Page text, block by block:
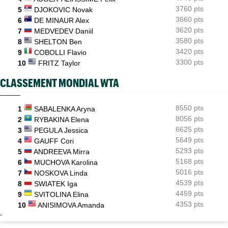
5
DJOKOVIC Novak
3760 pts
6
DE MINAUR Alex
3660 pts
7
MEDVEDEV Daniil
3620 pts
8
SHELTON Ben
3580 pts
9
COBOLLI Flavio
3420 pts
10
FRITZ Taylor 3300 pts
CLASSEMENT MONDIAL WTA
1 SABALENKA Aryna
8550 pts
2
RYBAKINA Elena
8056 pts
3
PEGULA Jessica
6625 pts
4
GAUFF Cori
5649 pts
5
ANDREEVA Mirra
5293 pts
6
MUCHOVA Karolina
5168 pts
7
NOSKOVA Linda
5016 pts
8
SWIATEK Iga
4539 pts
9
SVITOLINA Elina
4459 pts
10
ANISIMOVA Amanda 4353 pts
-